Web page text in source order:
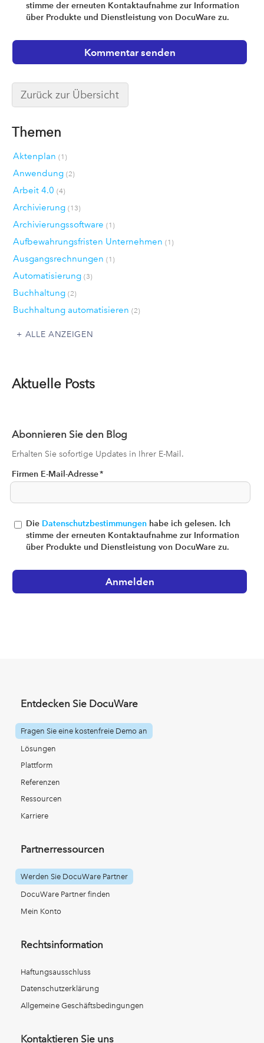
stimme der erneuten Kontaktaufnahme zur Information
über Produkte und Dienstleistung von DocuWare zu.
Zurück zur Übersicht
Themen
Aktenplan (1)
Anwendung (2)
Arbeit 4.0 (4)
Archivierung (13)
Archivierungssoftware (1)
Aufbewahrungsfristen Unternehmen (1)
Ausgangsrechnungen (1)
Automatisierung (3)
Buchhaltung (2)
Buchhaltung automatisieren (2)
ALLE ANZEIGEN
Aktuelle Posts
Abonnieren Sie den Blog
Erhalten Sie sofortige Updates in Ihrer E-Mail.
Firmen E-Mail-Adresse*
Die Datenschutzbestimmungen habe ich gelesen. Ich
stimme der erneuten Kontaktaufnahme zur Information
über Produkte und Dienstleistung von DocuWare zu.
Entdecken Sie DocuWare
Fragen Sie eine kostenfreie Demo an
Lösungen
Plattform
Referenzen
Ressourcen
Karriere
Partnerressourcen
Werden Sie DocuWare Partner
DocuWare Partner finden
Mein Konto
Rechtsinformation
Haftungsausschluss
Datenschutzerklärung
Allgemeine Geschäftsbedingungen
Kontaktieren Sie uns